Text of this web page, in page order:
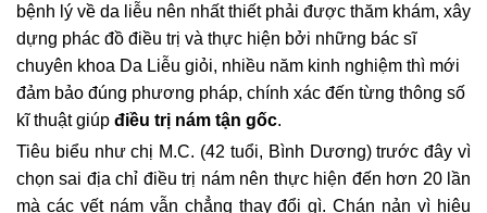
bệnh lý về da liễu nên nhất thiết phải được thăm khám, xây
dựng phác đồ điều trị và thực hiện bởi những bác sĩ
chuyên khoa Da Liễu giỏi, nhiều năm kinh nghiệm thì mới
đảm bảo đúng phương pháp, chính xác đến từng thông số
kĩ thuật giúp điều trị nám tận gốc.
Tiêu biểu như chị M.C. (42 tuổi, Bình Dương) trước đây vì
chọn sai địa chỉ điều trị nám nên thực hiện đến hơn 20 lần
mà các vết nám vẫn chẳng thay đổi gì. Chán nản vì hiệu